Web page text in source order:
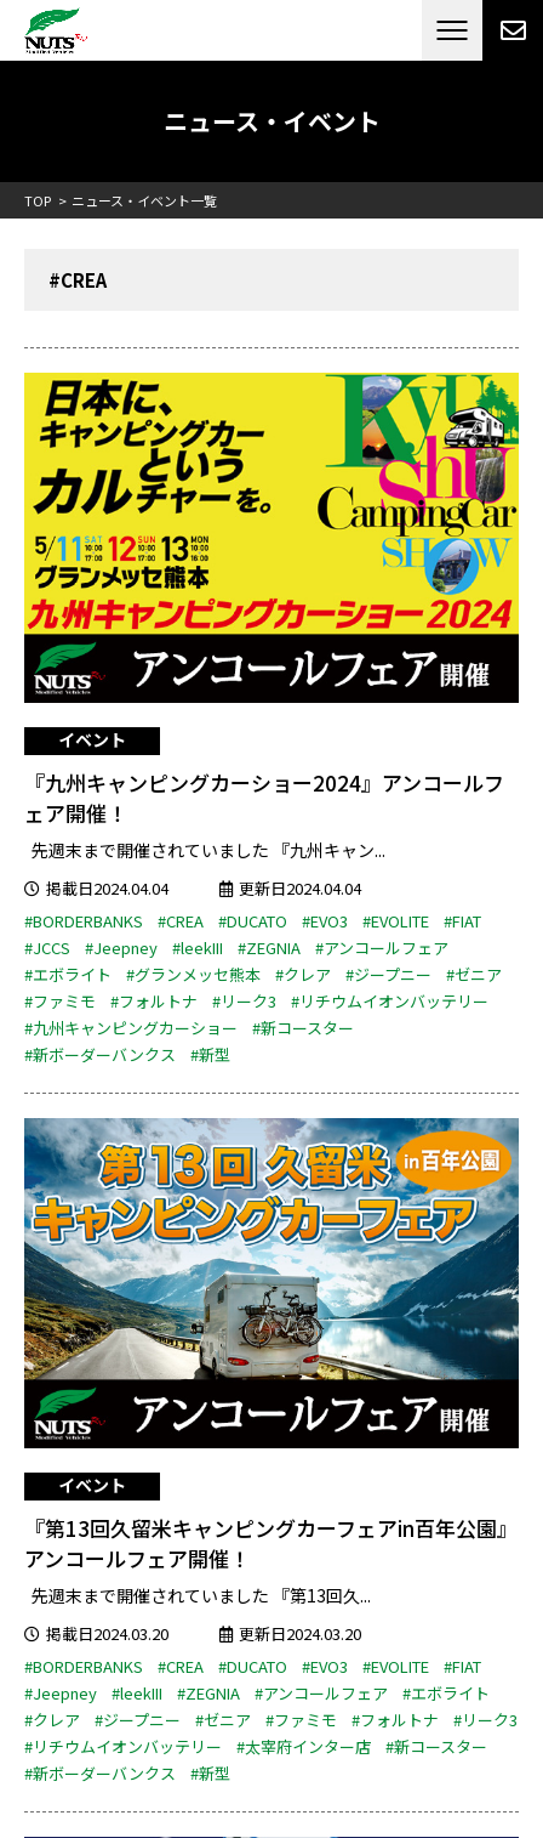
日本最大級のキャンピングカーメーカー
RV[テレビCM放送]
ニュース・イベント
TOP ニュース・イベント一覧
#CREA
イベント
『九州キャンピングカーショー2024』アンコールフ
ェア開催！
先週末まで開催されていました 『九州キャン...
掲載日2024.04.04
更新日2024.04.04
#BORDERBANKS
#CREA #DUCATO #EVO3 #EVOLITE
#FIAT
#JCCS
#Jeepney #leekIII #ZEGNIA
#アンコールフェア
#エボライト
#グランメッセ熊本 #クレア #ジープニー
#ゼニア
#ファミモ
#フォルトナ #リーク3
#リチウムイオンバッテリー
#九州キャンピングカーショー
#新コースター
#新ボーダーバンクス
#新型
イベント
『第13回久留米キャンピングカーフェアin百年公園』
アンコールフェア開催！
先週末まで開催されていました 『第13回久...
掲載日2024.03.20
更新日2024.03.20
#BORDERBANKS
#CREA #DUCATO #EVO3 #EVOLITE
#FIAT
#Jeepney
#leekIII #ZEGNIA #アンコールフェア
#エボライト
#クレア
#ジープニー #ゼニア #ファミモ #フォルトナ
#リーク3
#リチウムイオンバッテリー
#太宰府インター店
#新コースター
#新ボーダーバンクス
#新型